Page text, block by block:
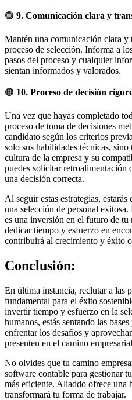
🟢 9. Comunicación clara y
Mantén una comunicación clara y
proceso de selección. Informa a
pasos del proceso y cualquier
sientan informados y valorados.
🟠 10. Proceso de decisión
Una vez que hayas completado
proceso de toma de decisiones
candidato según los criterios
solo sus habilidades técnicas,
cultura de la empresa y su
puedes solicitar retroalimentación
una decisión correcta.
Al seguir estas estrategias,
una selección de personal
es una inversión en el futuro de
dedicar tiempo y esfuerzo en
contribuirá al crecimiento y éxito
Conclusión:
En última instancia, reclutar a las
fundamental para el éxito
invertir tiempo y esfuerzo en la
humanos, estás sentando las
enfrentar los desafíos y
presenten en el camino
No olvides que tu camino
software contable para gestionar
más eficiente. Aliaddo ofrece una
transformará tu forma de trabajar.